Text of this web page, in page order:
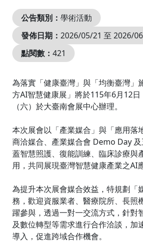
公告類別： 學術活動
發佈日期： 2026/05/21 至 2026/
點閱數： 421
為落實「健康臺灣」與「均衡臺灣」
方AI智慧健康展」將於115年6月12
（六）於大臺南會展中心辦理。
本次展會以「產業媒合」與「應用落
商洽媒合、產業媒合會 Demo Day
蓋智慧照護、復能訓練、臨床診療與
用，共同展現臺灣智慧健康產業之AI
為提升本次展會媒合效益，特規劃「
務，歡迎資服業者、醫療院所、長照
躍參與，透過一對一交流方式，針對
及數位轉型等需求進行合作洽談，加
導入，促進跨域合作機會。